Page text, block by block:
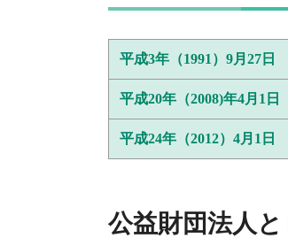
平成3年（1991）9月27日
平成20年（2008)年4月1日
平成24年（2012）4月1日
公益財団法人